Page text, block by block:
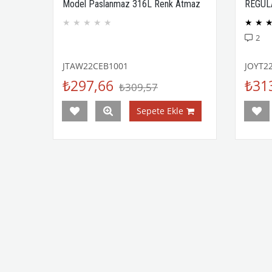
Model Paslanmaz 316L Renk Atmaz
Janti Garantili
★ ★ ★ ★ ★
JTAW22CEB1001
₺297,66 ₺309,57
Sepete Ekle
★ ★ ★
2